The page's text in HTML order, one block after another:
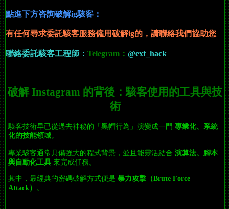
點進下方咨詢破解ig駭客：
有任何尋求委託駭客服務僱用破解ig的 ，請聯絡我們協助您
聯絡委託駭客工程師： Telegram： @ext_hack
破解 Instagram 的背後：駭客使用的工具與技
術
駭客技術早已從過去神秘的「黑帽行為」演變成一門 專業化、系統
化的技能領域。
專業駭客通常具備強大的程式背景，並且能靈活結合 演算法、腳本
與自動化工具 來完成任務。
其中，最經典的密碼破解方式便是 暴力攻擊（Brute Force
Attack） 。